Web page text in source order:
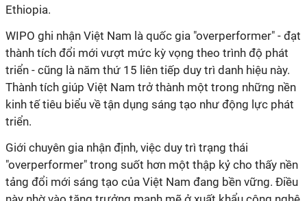
Ethiopia.
WIPO ghi nhận Việt Nam là quốc gia "overperformer" - đạt
thành tích đổi mới vượt mức kỳ vọng theo trình độ phát
triển - cũng là năm thứ 15 liên tiếp duy trì danh hiệu này.
Thành tích giúp Việt Nam trở thành một trong những nền
kinh tế tiêu biểu về tận dụng sáng tạo như động lực phát
triển.
Giới chuyên gia nhận định, việc duy trì trạng thái
"overperformer" trong suốt hơn một thập kỷ cho thấy nền
tảng đổi mới sáng tạo của Việt Nam đang bền vững. Điều